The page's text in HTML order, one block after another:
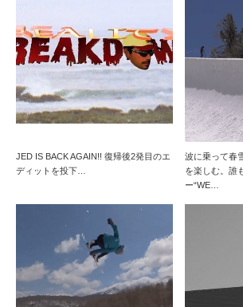
JED IS BACK AGAIN!! 復帰後2発目のエ
ディットを投下…
波に乗って春
を楽しむ。誰
ー“WE…